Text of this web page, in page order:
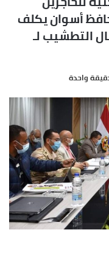
أسوان يكلف
التطشيب لـ
واحدة